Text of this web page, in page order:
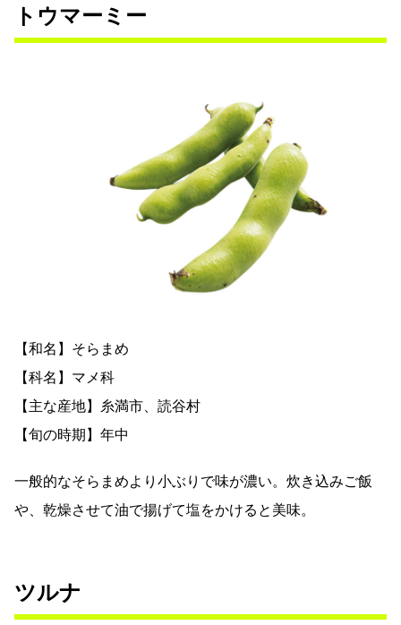
トウマーミー
【和名】そらまめ
【科名】マメ科
【主な産地】糸満市、読谷村
【旬の時期】年中
一般的なそらまめより小ぶりで味が濃い。炊き込みご飯
や、乾燥させて油で揚げて塩をかけると美味。
ツルナ